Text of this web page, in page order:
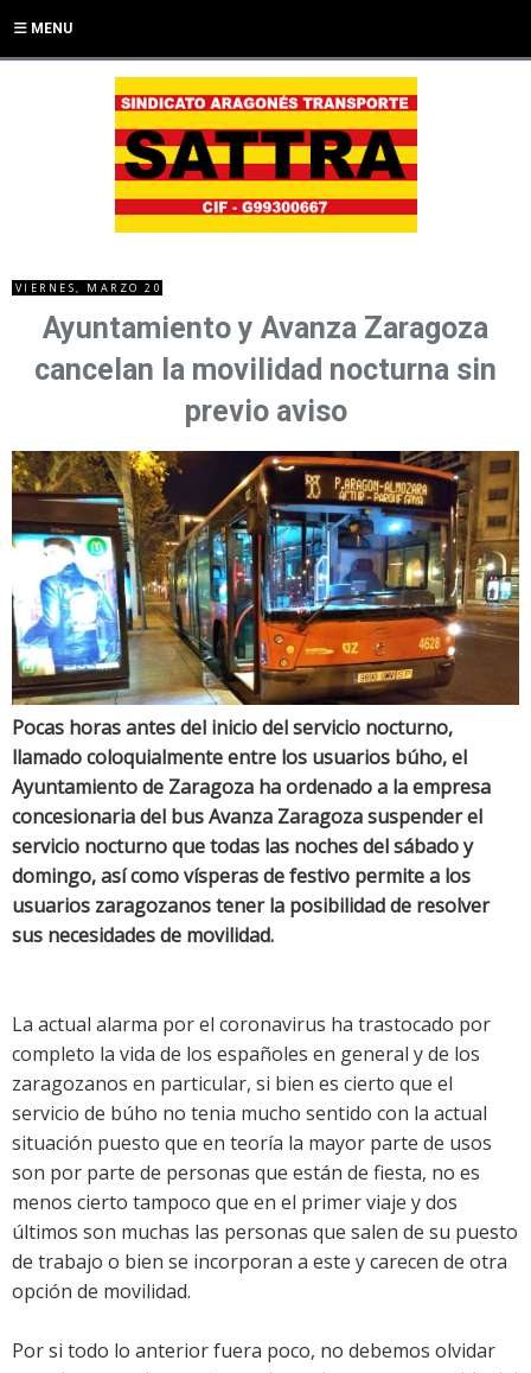
MENU
VIERNES, MARZO 20
Ayuntamiento y Avanza Zaragoza
cancelan la movilidad nocturna sin
previo aviso
Pocas horas antes del inicio del servicio nocturno,
llamado coloquialmente entre los usuarios búho, el
Ayuntamiento de Zaragoza ha ordenado a la empresa
concesionaria del bus Avanza Zaragoza suspender el
servicio nocturno que todas las noches del sábado y
domingo, así como vísperas de festivo permite a los
usuarios zaragozanos tener la posibilidad de resolver
sus necesidades de movilidad.
La actual alarma por el coronavirus ha trastocado por
completo la vida de los españoles en general y de los
zaragozanos en particular, si bien es cierto que el
servicio de búho no tenia mucho sentido con la actual
situación puesto que en teoría la mayor parte de usos
son por parte de personas que están de fiesta, no es
menos cierto tampoco que en el primer viaje y dos
últimos son muchas las personas que salen de su puesto
de trabajo o bien se incorporan a este y carecen de otra
opción de movilidad.
Por si todo lo anterior fuera poco, no debemos olvidar